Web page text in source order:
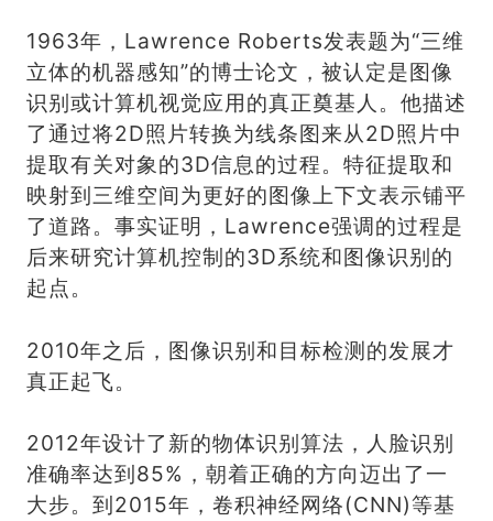
1963年，Lawrence Roberts发表题为“三维
立体的机器感知”的博士论文，被认定是图像
识别或计算机视觉应用的真正奠基人。他描述
了通过将2D照片转换为线条图来从2D照片中
提取有关对象的3D信息的过程。特征提取和
映射到三维空间为更好的图像上下文表示铺平
了道路。事实证明，Lawrence强调的过程是
后来研究计算机控制的3D系统和图像识别的
起点。
2010年之后，图像识别和目标检测的发展才
真正起飞。
2012年设计了新的物体识别算法，人脸识别
准确率达到85%，朝着正确的方向迈出了一
大步。到2015年，卷积神经网络(CNN)等基